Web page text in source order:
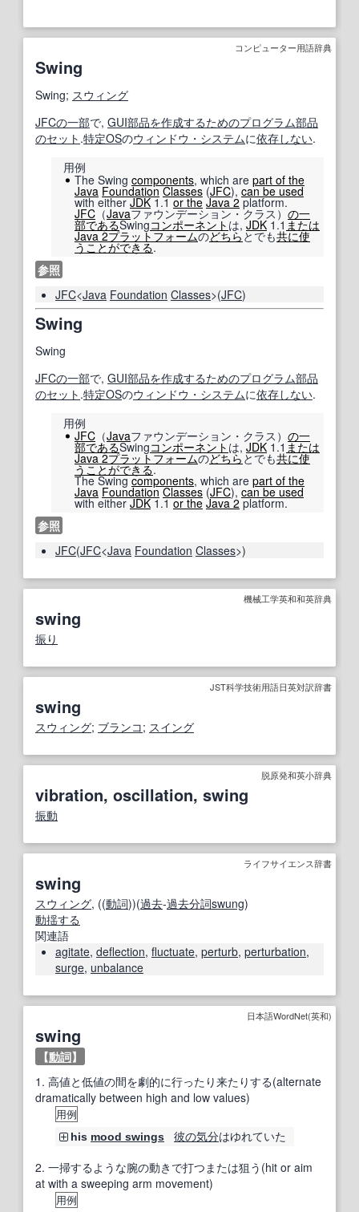
コンピューター用語辞典
Swing
Swing; スウィング
JFCの一部で, GUI部品を作成するためのプログラム部品
のセット .特定OSのウィンドウ・システムに依存しない.
用例
The Swing components, which are part of the
Java Foundation Classes (JFC), can be used
with eitherJDK1.1or the Java 2platform.
JFC （Javaファウンデーション・クラス） の一
部であるSwingコンポーネント は,JDK 1.1 または
Java 2プラットフォームのどちらとでも共に使
うことができる.
参照
JFC<Java Foundation Classes>(JFC)
Swing
Swing
JFCの一部で, GUI部品を作成するためのプログラム部品
のセット .特定OSのウィンドウ・システムに依存しない.
用例
JFC （Javaファウンデーション・クラス） の一
部であるSwingコンポーネント は,JDK 1.1 または
Java 2プラットフォームのどちらとでも共に使
うことができる.
The Swingcomponents, which are part of the
Java Foundation Classes (JFC), can be used
with eitherJDK1.1or the Java 2platform.
参照
JFC(JFC<Java Foundation Classes>)
機械工学英和和英辞典
swing
振り
JST科学技術用語日英対訳辞書
swing
スウィング; ブランコ; スイング
脱原発和英小辞典
vibration, oscillation, swing
振動
ライフサイエンス辞書
swing
スウィング, ((動詞))(過去-過去分詞swung)
動揺する
関連語
agitate, deflection, fluctuate, perturb, perturbation,
surge, unbalance
日本語WordNet(英和)
swing
【動詞】
1. 高値と低値の間を劇的に行ったり来たりする(alternate
dramatically between high and low values)
用例
his mood swings 彼の気分はゆれていた
2. 一掃するような腕の動きで打つまたは狙う(hit or aim
at with a sweeping arm movement)
用例